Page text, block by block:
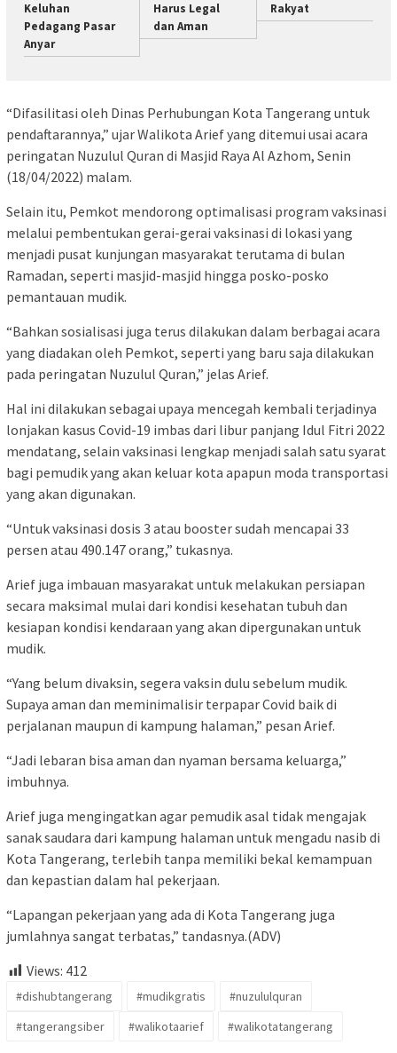
Keluhan
Pedagang Pasar
Anyar
Harus Legal
dan Aman
Rakyat
“Difasilitasi oleh Dinas Perhubungan Kota Tangerang untuk
pendaftarannya,” ujar Walikota Arief yang ditemui usai acara
peringatan Nuzulul Quran di Masjid Raya Al Azhom, Senin
(18/04/2022) malam.
Selain itu, Pemkot mendorong optimalisasi program vaksinasi
melalui pembentukan gerai-gerai vaksinasi di lokasi yang
menjadi pusat kunjungan masyarakat terutama di bulan
Ramadan, seperti masjid-masjid hingga posko-posko
pemantauan mudik.
“Bahkan sosialisasi juga terus dilakukan dalam berbagai acara
yang diadakan oleh Pemkot, seperti yang baru saja dilakukan
pada peringatan Nuzulul Quran,” jelas Arief.
Hal ini dilakukan sebagai upaya mencegah kembali terjadinya
lonjakan kasus Covid-19 imbas dari libur panjang Idul Fitri 2022
mendatang, selain vaksinasi lengkap menjadi salah satu syarat
bagi pemudik yang akan keluar kota apapun moda transportasi
yang akan digunakan.
“Untuk vaksinasi dosis 3 atau booster sudah mencapai 33
persen atau 490.147 orang,” tukasnya.
Arief juga imbauan masyarakat untuk melakukan persiapan
secara maksimal mulai dari kondisi kesehatan tubuh dan
kesiapan kondisi kendaraan yang akan dipergunakan untuk
mudik.
“Yang belum divaksin, segera vaksin dulu sebelum mudik.
Supaya aman dan meminimalisir terpapar Covid baik di
perjalanan maupun di kampung halaman,” pesan Arief.
“Jadi lebaran bisa aman dan nyaman bersama keluarga,”
imbuhnya.
Arief juga mengingatkan agar pemudik asal tidak mengajak
sanak saudara dari kampung halaman untuk mengadu nasib di
Kota Tangerang, terlebih tanpa memiliki bekal kemampuan
dan kepastian dalam hal pekerjaan.
“Lapangan pekerjaan yang ada di Kota Tangerang juga
jumlahnya sangat terbatas,” tandasnya.(ADV)
Views: 412
#dishubtangerang #mudikgratis
#nuzululquran
#tangerangsiber
#walikotaarief #walikotatangerang